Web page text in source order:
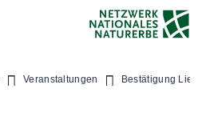
Veranstaltungen Bestätigung